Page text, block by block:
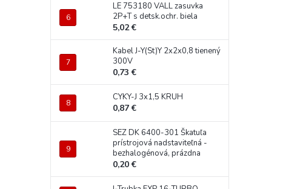
LE 753180 VALL zasuvka
2P+T s detsk.ochr. biela
5,02 €
Kabel J-Y(St)Y 2x2x0,8 tienený
300V
0,73 €
CYKY-J 3x1,5 KRUH
0,87 €
SEZ DK 6400-301 Škatuľa
prístrojová nadstaviteľná -
bezhalogénová, prázdna
0,20 €